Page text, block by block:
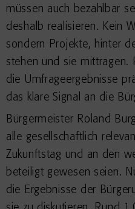
müssen auch bezahlbar
deshalb realisieren. Kein
sondern Projekte, hinter
stehen und sie mittragen.
die Umfrageergebnisse
das klare Signal an die
Bürgermeister Roland
alle gesellschaftlich
Zukunftstag und an den
beteiligt gewesen seien.
die Ergebnisse der